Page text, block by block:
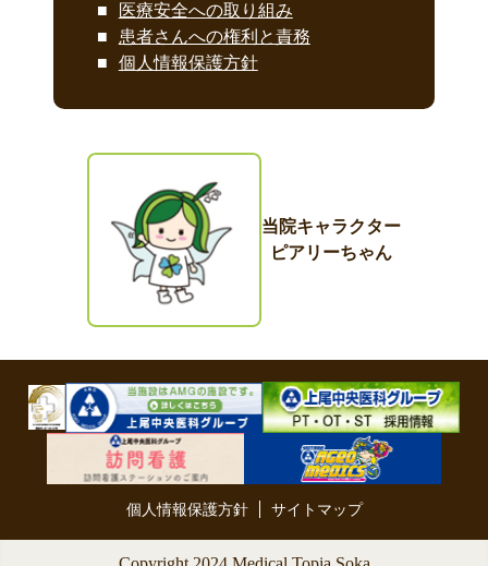
当院キャラクター
ピアリーちゃん
医療安全への取り組み
患者さんへの権利と責務
個人情報保護方針
個人情報保護方針 サイトマップ